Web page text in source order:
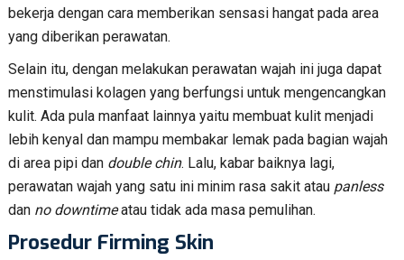
bekerja dengan cara memberikan sensasi hangat pada area
yang diberikan perawatan.
Selain itu, dengan melakukan perawatan wajah ini juga dapat
menstimulasi kolagen yang berfungsi untuk mengencangkan
kulit. Ada pula manfaat lainnya yaitu membuat kulit menjadi
lebih kenyal dan mampu membakar lemak pada bagian wajah
di area pipi dan double chin. Lalu, kabar baiknya lagi,
perawatan wajah yang satu ini minim rasa sakit atau panless
dan no downtimeatau tidak ada masa pemulihan.
Prosedur Firming Skin